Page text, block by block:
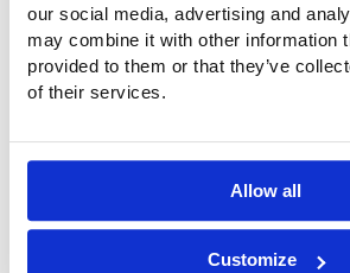
our social media, advertising and
may combine it with other information
provided to them or that they’ve
of their services.
Allow all
Customize
質問は？
Buitink Technologyは、独創的なアイデ
sales@buitink-technology.comまたは連